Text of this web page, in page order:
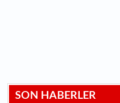
SON HABERLER